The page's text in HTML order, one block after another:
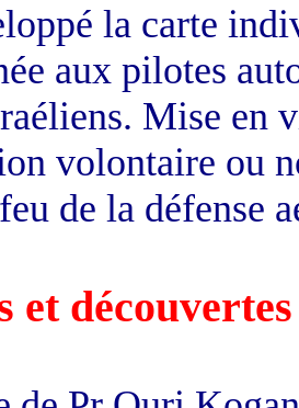
la carte
aux pilotes
Mise en
volontaire ou
de la défense
et découvertes